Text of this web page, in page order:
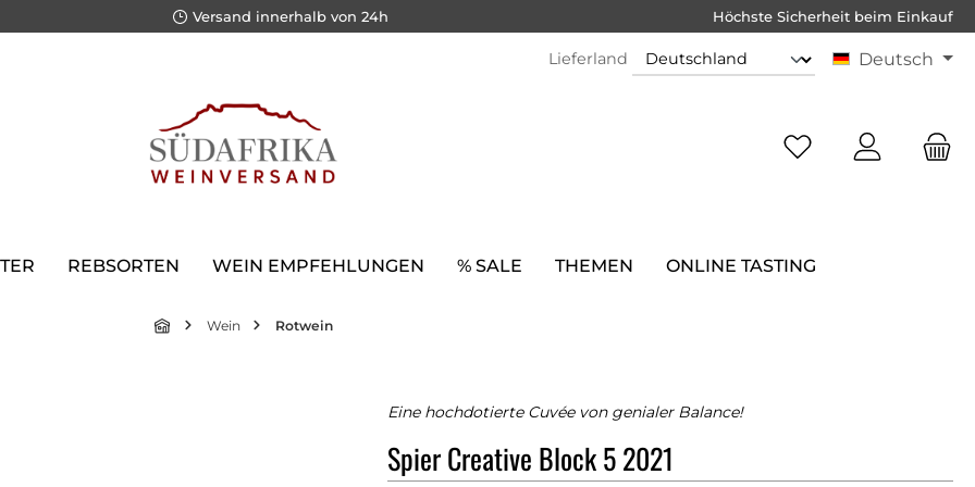
Versand innerhalb von 24h Höchste Sicherheit beim Einkauf
Lieferland Deutsch
REBSORTEN WEIN EMPFEHLUNGEN % SALE THEMEN ONLINE TASTING
Wein Rotwein
Eine hochdotierte Cuvée von genialer Balance!
Spier Creative Block 5 2021